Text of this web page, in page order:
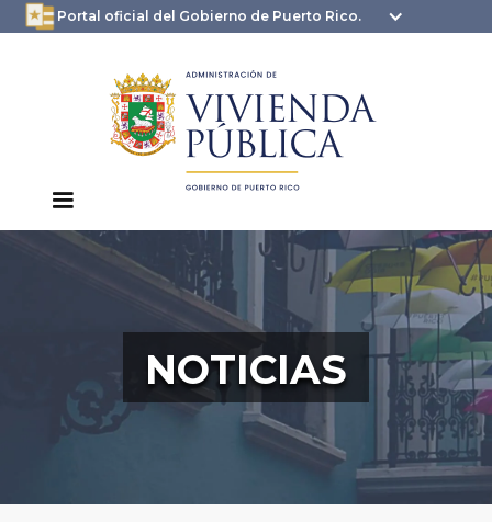
Portal oficial del Gobierno de Puerto Rico.
oficial.pr.gov
seguros .pr.gov usan
HTTPS
NOTICIAS